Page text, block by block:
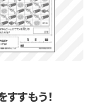
すもう！